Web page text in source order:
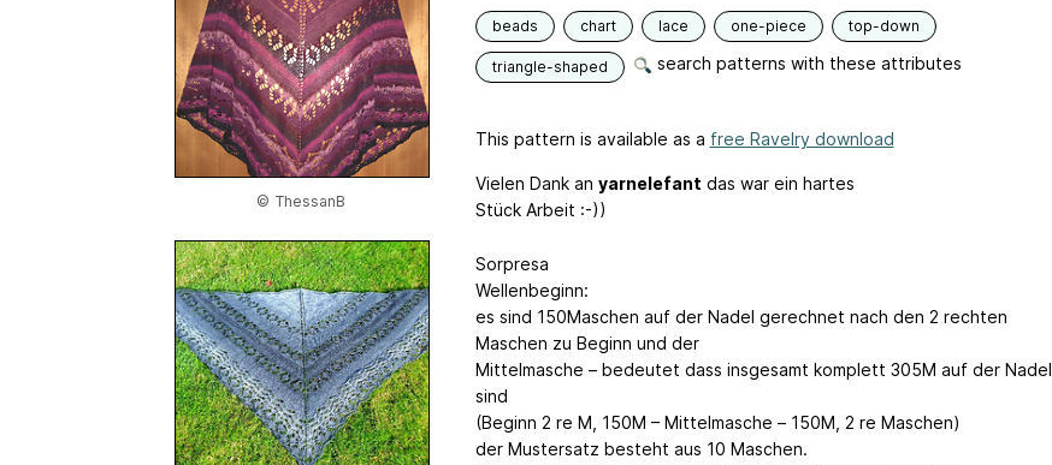
© ThessanB
beads chart lace one-piece top-down
triangle-shaped search patterns with these attributes
This pattern is available as a free Ravelry download
Vielen Dank an yarnelefant das war ein hartes
Stück Arbeit :-))
Sorpresa
Wellenbeginn:
es sind 150Maschen auf der Nadel gerechnet nach den 2 rechten
Maschen zu Beginn und der
Mittelmasche – bedeutet dass insgesamt komplett 305M auf der Nadel
sind
(Beginn 2 re M, 150M – Mittelmasche – 150M, 2 re Maschen)
der Mustersatz besteht aus 10 Maschen.